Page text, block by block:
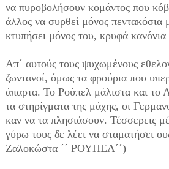
να πυροβολήσουν κομάντος που
άλλος να συρθεί μόνος πεντακόσια
κτυπήσει μόνος του, κρυφά κανόνια
Απ΄ αυτούς τους ψυχωμένους
ζωντανοί, όμως τα φρούρια που
άπαρτα. Το Ρούπελ μάλιστα και το
τα στηρίγματα της μάχης, οι
καν να τα πλησιάσουν. Τέσσερεις
γύρω τους δε λέει να σταματήσει
Ζαλοκώστα ΄΄ ΡΟΥΠΕΛ΄΄)